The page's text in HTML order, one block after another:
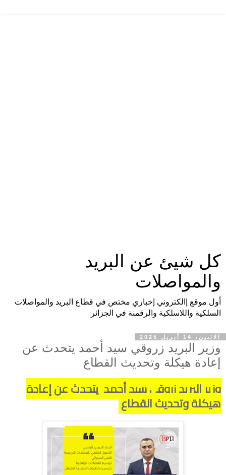
كل شيئ عن البريد
والمواصلات
أول موقع إالكتروني إخباري مختص في قطاع البريد والمواصلات
السلكية واللاسلكية والرقمنة في الجزائر
الاثنين، 14 أبريل 2025
وزير البريد زروقي سيد أحمد يتحدث عن
إعادة هيكلة وتحديث القطاع
وزير البريد زروقي سيد أحمد يتحدث عن إعادة
هيكلة وتحديث القطاع